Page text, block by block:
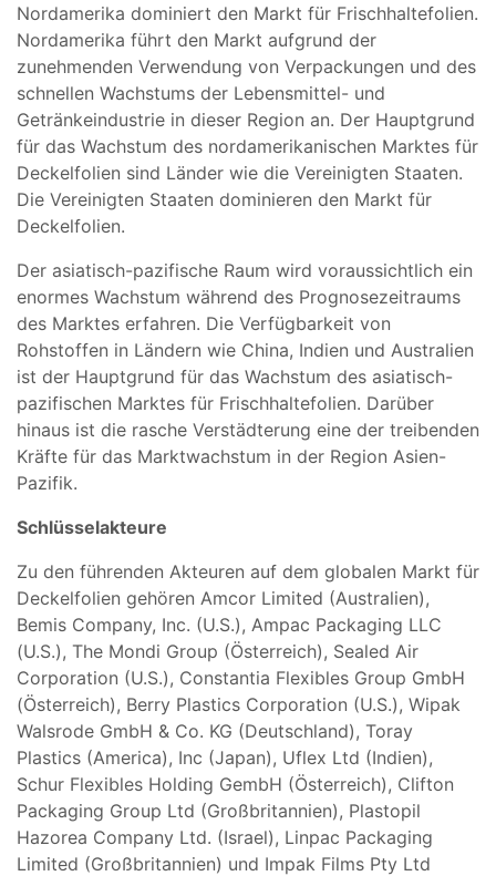
Nordamerika dominiert den Markt für Frischhaltefolien.
Nordamerika führt den Markt aufgrund der
zunehmenden Verwendung von Verpackungen und des
schnellen Wachstums der Lebensmittel- und
Getränkeindustrie in dieser Region an. Der Hauptgrund
für das Wachstum des nordamerikanischen Marktes für
Deckelfolien sind Länder wie die Vereinigten Staaten.
Die Vereinigten Staaten dominieren den Markt für
Deckelfolien.
Der asiatisch-pazifische Raum wird voraussichtlich ein
enormes Wachstum während des Prognosezeitraums
des Marktes erfahren. Die Verfügbarkeit von
Rohstoffen in Ländern wie China, Indien und Australien
ist der Hauptgrund für das Wachstum des asiatisch-
pazifischen Marktes für Frischhaltefolien. Darüber
hinaus ist die rasche Verstädterung eine der treibenden
Kräfte für das Marktwachstum in der Region Asien-
Pazifik.
Schlüsselakteure
Zu den führenden Akteuren auf dem globalen Markt für
Deckelfolien gehören Amcor Limited (Australien),
Bemis Company, Inc. (U.S.), Ampac Packaging LLC
(U.S.), The Mondi Group (Österreich), Sealed Air
Corporation (U.S.), Constantia Flexibles Group GmbH
(Österreich), Berry Plastics Corporation (U.S.), Wipak
Walsrode GmbH & Co. KG (Deutschland), Toray
Plastics (America), Inc (Japan), Uflex Ltd (Indien),
Schur Flexibles Holding GembH (Österreich), Clifton
Packaging Group Ltd (Großbritannien), Plastopil
Hazorea Company Ltd. (Israel), Linpac Packaging
Limited (Großbritannien) und Impak Films Pty Ltd